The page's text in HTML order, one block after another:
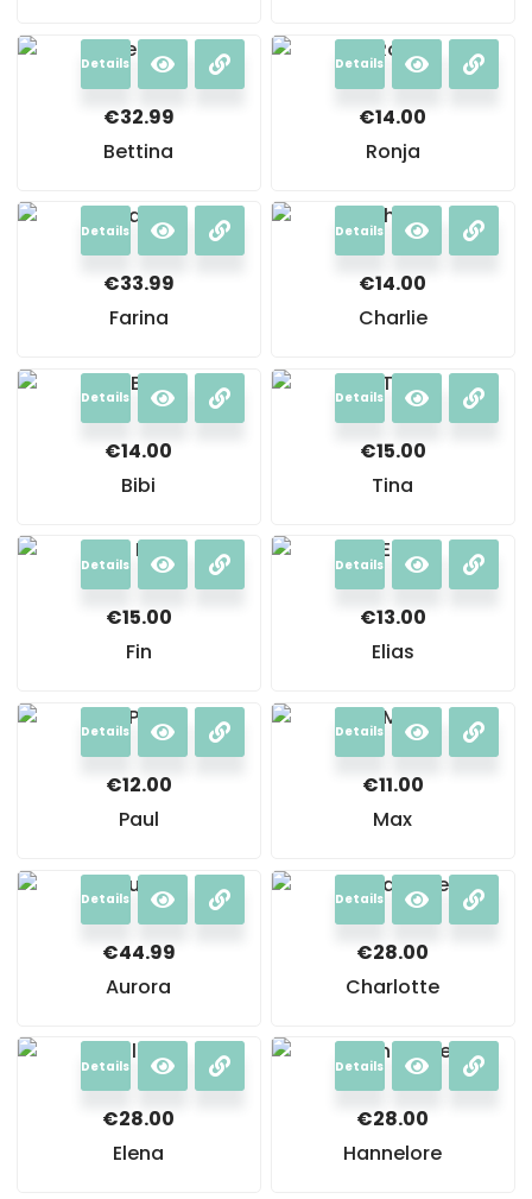
Details
€32.99
Bettina
Details
€14.00
Ronja
Details
€33.99
Farina
Details
€14.00
Charlie
Details
€14.00
Bibi
Details
€15.00
Tina
Details
€15.00
Fin
Details
€13.00
Elias
Details
€12.00
Paul
Details
€11.00
Max
Details
€44.99
Aurora
Details
€28.00
Charlotte
Details
€28.00
Elena
Details
€28.00
Hannelore